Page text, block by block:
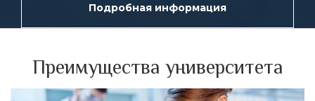
Подробная информация
Преимущества университета